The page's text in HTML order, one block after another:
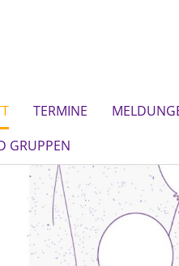
TERMINE
GRUPPEN